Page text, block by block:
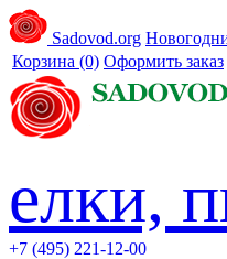
Sadovod.org
Корзина (0) Оформить заказ
елки,
+7 (495) 221-12-00